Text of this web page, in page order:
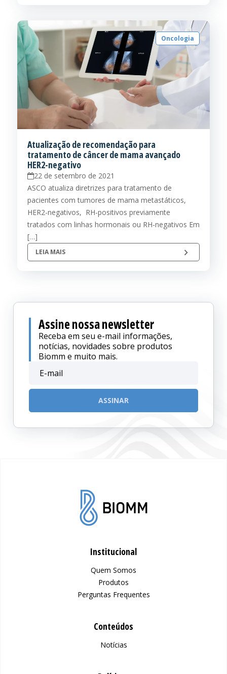
Oncologia
Atualização de recomendação para
tratamento de câncer de mama avançado
HER2-negativo
22 de setembro de 2021
ASCO atualiza diretrizes para tratamento de
pacientes com tumores de mama metastáticos,
HER2-negativos, RH-positivos previamente
tratados com linhas hormonais ou RH-negativos Em
[…]
LEIA MAIS
Assine nossa newsletter
Receba em seu e-mail informações,
notícias, novidades sobre produtos
Biomm e muito mais.
Institucional
Quem Somos
Produtos
Perguntas Frequentes
Conteúdos
Notícias